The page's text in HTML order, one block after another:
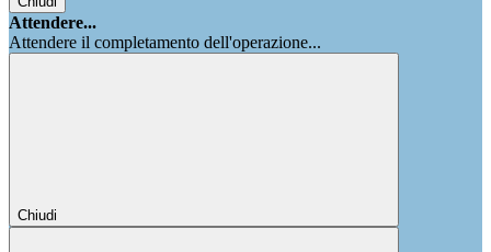
Attendere...
Attendere il completamento dell'operazione...
Chiudi